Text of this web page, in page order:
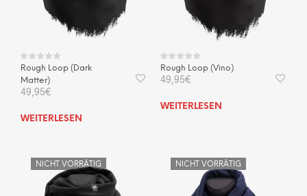
Rough Loop (Dark
Matter)
49,95€
WEITERLESEN
Rough Loop (Vino)
49,95€
WEITERLESEN
NICHT VORRÄTIG NICHT VORRÄTIG